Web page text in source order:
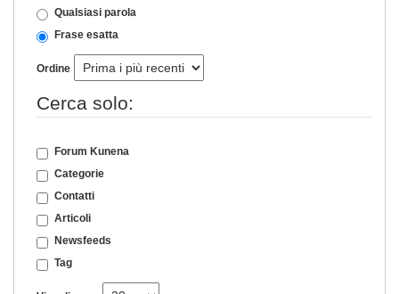
Qualsiasi parola
Frase esatta
Ordine
Cerca solo:
Forum Kunena
Categorie
Contatti
Articoli
Newsfeeds
Tag